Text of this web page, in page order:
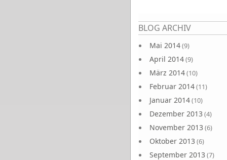
BLOG ARCHIV
Mai 2014(9)
April 2014(9)
März 2014(10)
Februar 2014(11)
Januar 2014(10)
Dezember 2013 (4)
November 2013 (6)
Oktober 2013 (6)
September 2013 (7)
Seiten